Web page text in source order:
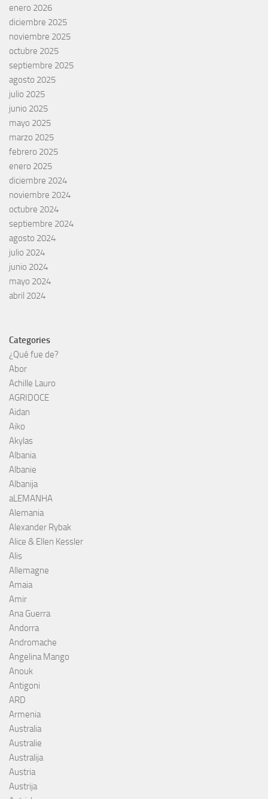
enero 2026
diciembre 2025
noviembre 2025
octubre 2025
septiembre 2025
agosto 2025
julio 2025
junio 2025
mayo 2025
marzo 2025
febrero 2025
enero 2025
diciembre 2024
noviembre 2024
octubre 2024
septiembre 2024
agosto 2024
julio 2024
junio 2024
mayo 2024
abril 2024
Categories
¿Qué fue de?
Abor
Achille Lauro
AGRIDOCE
Aidan
Aiko
Akylas
Albania
Albanie
Albanija
aLEMANHA
Alemania
Alexander Rybak
Alice & Ellen Kessler
Alis
Allemagne
Amaia
Amir
Ana Guerra
Andorra
Andromache
Angelina Mango
Anouk
Antigoni
ARD
Armenia
Australia
Australie
Australija
Austria
Austrija